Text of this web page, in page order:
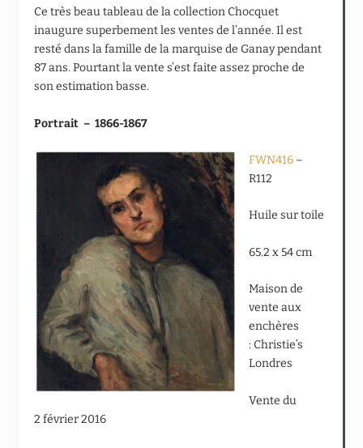
Ce très beau tableau de la collection Chocquet
inaugure superbement les ventes de l’année. Il est
resté dans la famille de la marquise de Ganay pendant
87 ans. Pourtant la vente s’est faite assez proche de
son estimation basse.
Portrait – 1866-1867
FWN416 –
R112
Huile sur toile
65.2 x 54 cm
Maison de
vente aux
enchères
: Christie’s
Londres
Vente du
2 février 2016